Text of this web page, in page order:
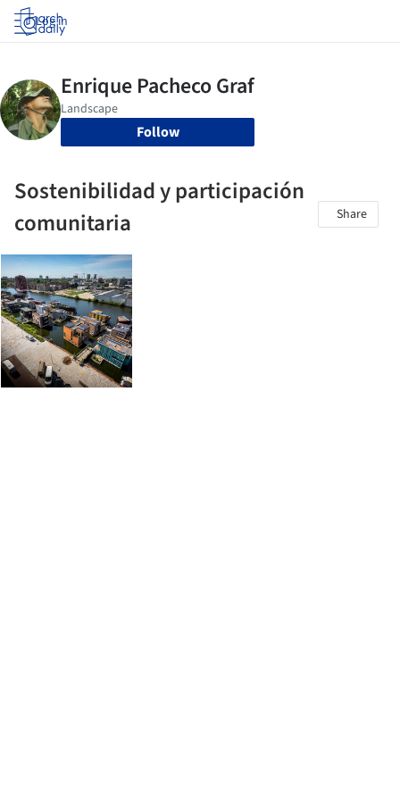
Log in
Follow
Sostenibilidad y participación
comunitaria
Share